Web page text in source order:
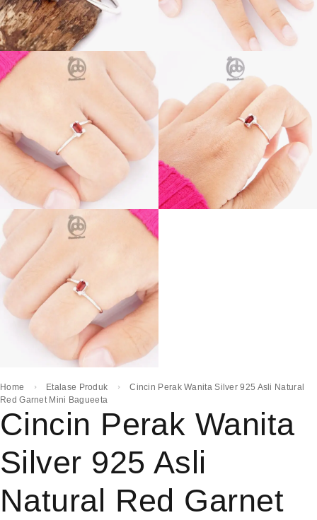
Home Etalase Produk
Cincin Perak Wanita Silver 925 Asli Natural
Red Garnet Mini Bagueeta
Cincin Perak Wanita
Silver 925 Asli
Natural Red Garnet